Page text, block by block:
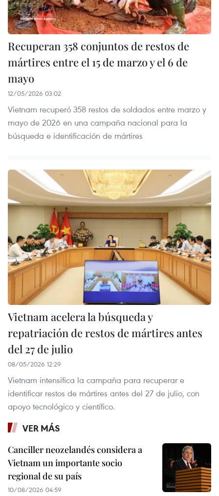
Recuperan 358 conjuntos de restos de
mártires entre el 15 de marzo y el 6 de
mayo
12/05/2026 03:02
Vietnam recuperó 358 restos de soldados entre marzo y
mayo de 2026 en una campaña nacional para la
búsqueda e identificación de mártires
Vietnam acelera la búsqueda y
repatriación de restos de mártires antes
del 27 de julio
08/05/2026 12:29
Vietnam intensifica la campaña para recuperar e
identificar restos de mártires antes del 27 de julio, con
apoyo tecnológico y científico.
VER MÁS
Canciller neozelandés considera a
Vietnam un importante socio
regional de su país
10/08/2026 04:59